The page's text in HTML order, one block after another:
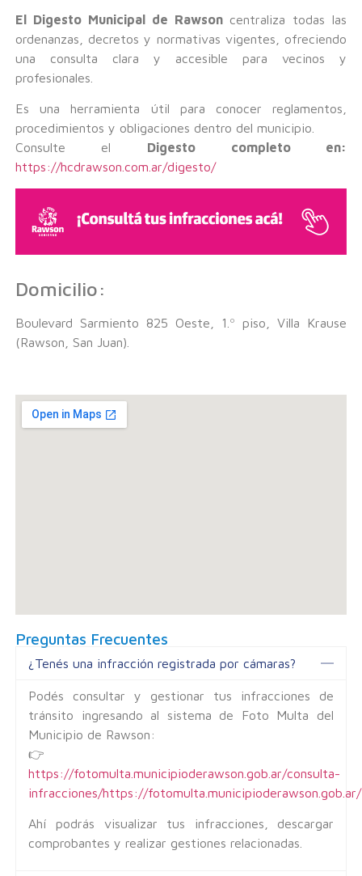
El Digesto Municipal de Rawson centraliza todas las
ordenanzas, decretos y normativas vigentes, ofreciendo
una consulta clara y accesible para vecinos y
profesionales.
Es una herramienta útil para conocer reglamentos,
procedimientos y obligaciones dentro del municipio.
Consulte el Digesto completo en:
https://hcdrawson.com.ar/digesto/
Domicilio:
Boulevard Sarmiento 825 Oeste, 1.º piso, Villa Krause
(Rawson, San Juan).
Preguntas Frecuentes
¿Tenés una infracción registrada por cámaras?
Podés consultar y gestionar tus infracciones de
tránsito ingresando al sistema de Foto Multa del
Municipio de Rawson:
👉
https://fotomulta.municipioderawson.gob.ar/consulta-
infracciones/https://fotomulta.municipioderawson.gob.ar/
Ahí podrás visualizar tus infracciones, descargar
comprobantes y realizar gestiones relacionadas.